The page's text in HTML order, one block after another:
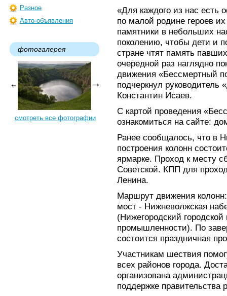
Разное
Авто-объявления
фотогалерея
смотреть все фотографии
«Для каждого из нас есть
по малой родине героев
памятники в небольших
поколению, чтобы дети и
стране чтят память
очередной раз наглядно
движения «Бессмертный
подчеркнул руководитель
Константин Исаев.
С картой проведения
ознакомиться на сайте:
Ранее сообщалось, что в
построения колонн
ярмарке. Проход к месту
Советской. КПП для
Ленина.
Маршрут движения
мост - Нижневолжская
(Нижегородский
промышленности). По
состоится праздничная
Участникам шествия
всех районов города.
организована
поддержке правительства